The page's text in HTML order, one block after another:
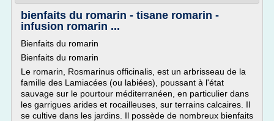
bienfaits du romarin - tisane romarin -
infusion romarin ...
Bienfaits du romarin
Bienfaits du romarin
Le romarin, Rosmarinus officinalis, est un arbrisseau de la
famille des Lamiacées (ou labiées), poussant à l'état
sauvage sur le pourtour méditerranéen, en particulier dans
les garrigues arides et rocailleuses, sur terrains calcaires. Il
se cultive dans les jardins. Il possède de nombreux bienfaits